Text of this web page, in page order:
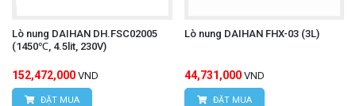
Lò nung DAIHAN DH.FSC02005
(1450℃, 4.5lit, 230V)
152,472,000 VND
ĐẶT MUA
Lò nung DAIHAN FHX-03 (3L)
44,731,000 VND
ĐẶT MUA